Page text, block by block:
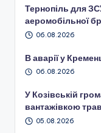
Тернопіль для
аеромобільної
06.08.2026
В аварії у
06.08.2026
У Козівській
вантажівкою
05.08.2026